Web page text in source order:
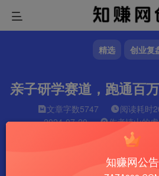
精选 创业复
亲子研学赛道，跑通百
文章字数5747 阅读耗时
2024-07-20
作者镇山的虎
知赚网公告